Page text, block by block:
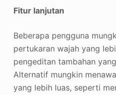
Fitur lanjutan
Beberapa pengguna
pertukaran wajah yang
pengeditan tambahan
Alternatif mungkin
yang lebih luas, seperti